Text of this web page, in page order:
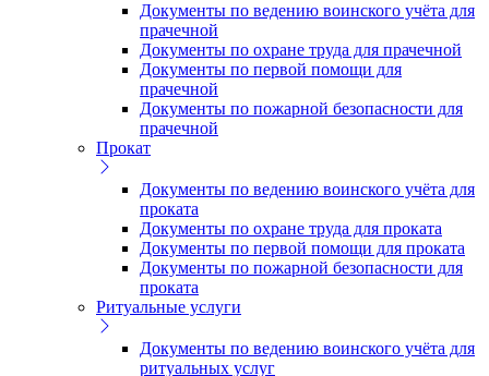
Документы по ведению воинского учёта для
прачечной
Документы по охране труда для прачечной
Документы по первой помощи для
прачечной
Документы по пожарной безопасности для
прачечной
Прокат
Документы по ведению воинского учёта для
проката
Документы по охране труда для проката
Документы по первой помощи для проката
Документы по пожарной безопасности для
проката
Ритуальные услуги
Документы по ведению воинского учёта для
ритуальных услуг